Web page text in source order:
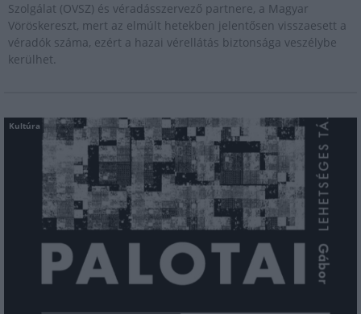
Szolgálat (OVSZ) és véradásszervező partnere, a Magyar
Vöröskereszt, mert az elmúlt hetekben jelentősen visszaesett a
véradók száma, ezért a hazai vérellátás biztonsága veszélybe
kerülhet.
Kultúra